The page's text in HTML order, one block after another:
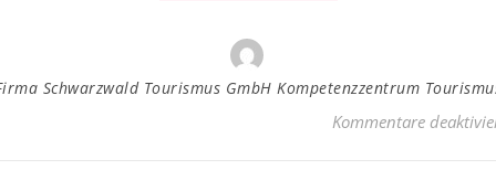
Schwarzwald Tourismus GmbH Kompetenzzentrum
Kommentare